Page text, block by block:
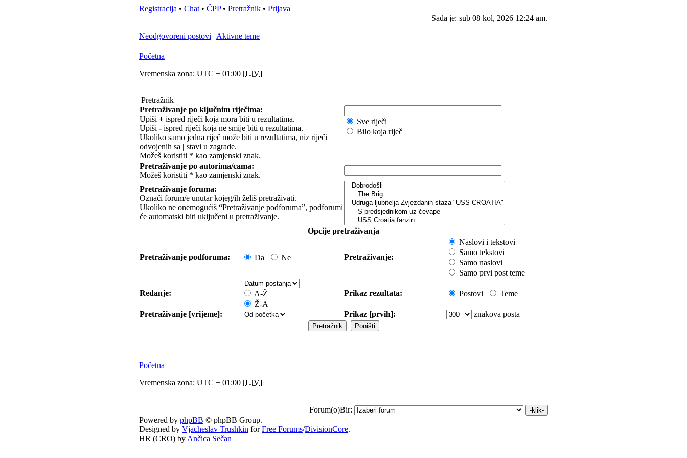
Registracija • Chat • ČPP• Pretražnik • Prijava
Sada je: sub 08 kol, 2026 12:24 am.
Neodgovoreni postovi | Aktivne teme
Početna
Vremenska zona: UTC + 01:00 [LJV]
Pretražnik
Pretraživanje po ključnim riječima:
Upiši + ispred riječi koja mora biti u rezultatima.
Upiši - ispred riječi koja ne smije biti u rezultatima.
Ukoliko samo jedna riječ može biti u rezultatima, niz riječi
odvojenih sa | stavi u zagrade.
Možeš koristiti * kao zamjenski znak.
Sve riječi
Bilo koja riječ
Pretraživanje po autorima/cama:
Možeš koristiti * kao zamjenski znak.
Pretraživanje foruma:
Označi forum/e unutar kojeg/ih želiš pretraživati.
Ukoliko ne onemogućiš “Pretraživanje podforuma”, podforumi
će automatski biti uključeni u pretraživanje.
Opcije pretraživanja
Pretraživanje podforuma: Da Ne Pretraživanje:
Naslovi i tekstovi
Samo tekstovi
Samo naslovi
Samo prvi post teme
Redanje:
A-Ž
Ž-A
Prikaz rezultata: Postovi Teme
Pretraživanje [vrijeme]: Prikaz [prvih]: znakova posta
Početna
Vremenska zona: UTC + 01:00 [LJV]
Forum(o)Bir:
Powered by phpBB © phpBB Group.
Designed by Vjacheslav Trushkin forFree Forums/DivisionCore.
HR (CRO) by Ančica Sečan